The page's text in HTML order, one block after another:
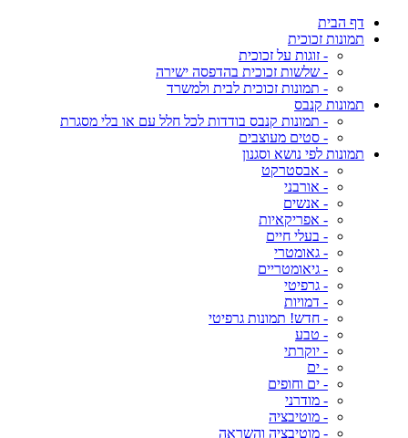
דף הבית
תמונות זכוכית
- זוגות על זכוכית
- שלשות זכוכית בהדפסה ישירה
- תמונות זכוכית לבית ולמשרד
תמונות קנבס
- תמונות קנבס בודדות לכל חלל עם או בלי מסגרת
- סטים מעוצבים
תמונות לפי נושא וסגנון
- אבסטרקט
- אורבני
- אנשים
- אפריקאיות
- בעלי חיים
- גאומטרי
- גיאומטריים
- גרפיטי
- דמויות
- חדש! תמונות גרפיטי
- טבע
- יוקרתי
- ים
- ים וחופים
- מודרני
- מוטיבציה
- מוטיבציה והשראה